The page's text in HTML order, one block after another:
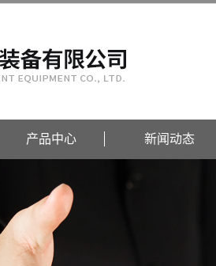
产品中心 新闻动态